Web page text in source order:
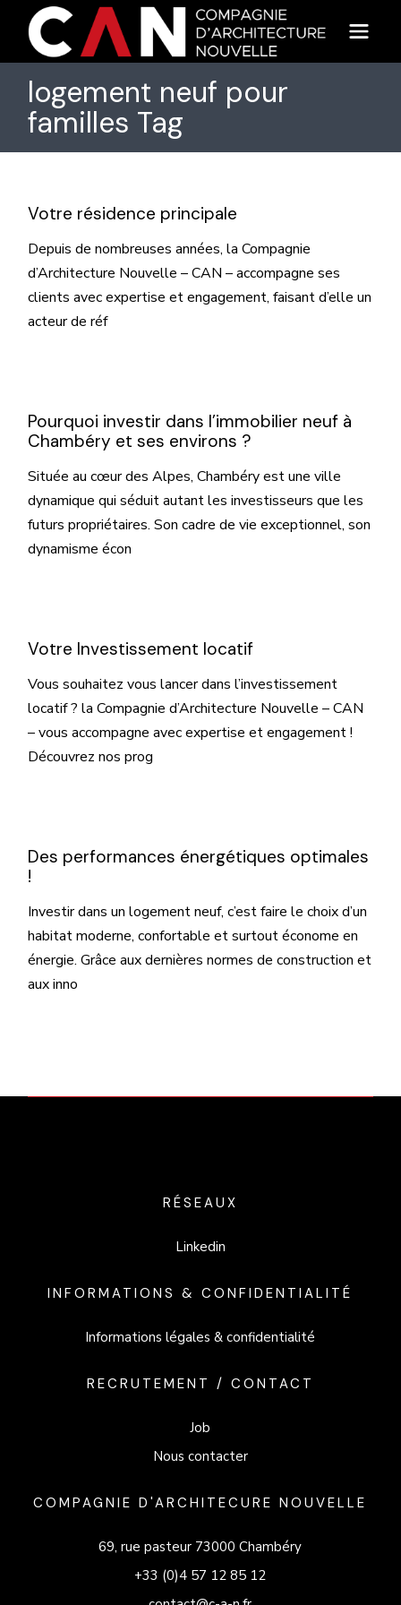
content
logement neuf pour
familles Tag
Votre résidence principale
Depuis de nombreuses années, la Compagnie
d’Architecture Nouvelle – CAN – accompagne ses
clients avec expertise et engagement, faisant d’elle un
acteur de réf
Pourquoi investir dans l’immobilier neuf à
Chambéry et ses environs ?
Située au cœur des Alpes, Chambéry est une ville
dynamique qui séduit autant les investisseurs que les
futurs propriétaires. Son cadre de vie exceptionnel, son
dynamisme écon
Votre Investissement locatif
Vous souhaitez vous lancer dans l’investissement
locatif ? la Compagnie d’Architecture Nouvelle – CAN
– vous accompagne avec expertise et engagement !
Découvrez nos prog
Des performances énergétiques optimales
!
Investir dans un logement neuf, c’est faire le choix d’un
habitat moderne, confortable et surtout économe en
énergie. Grâce aux dernières normes de construction et
aux inno
RÉSEAUX
Linkedin
INFORMATIONS & CONFIDENTIALITÉ
Informations légales & confidentialité
RECRUTEMENT / CONTACT
Job
Nous contacter
COMPAGNIE D'ARCHITECURE NOUVELLE
69, rue pasteur 73000 Chambéry
+33 (0)4 57 12 85 12